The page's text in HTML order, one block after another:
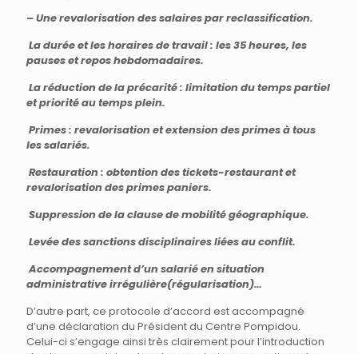
– Une revalorisation des salaires par reclassification.
La durée et les horaires de travail : les 35 heures, les
pauses et repos hebdomadaires.
La réduction de la précarité : limitation du temps partiel
et priorité au temps plein.
Primes : revalorisation et extension des primes à tous
les salariés.
Restauration : obtention des tickets-restaurant et
revalorisation des primes paniers.
Suppression de la clause de mobilité géographique.
Levée des sanctions disciplinaires liées au conflit.
Accompagnement d’un salarié en situation
administrative irrégulière(régularisation)…
D’autre part, ce protocole d’accord est accompagné
d’une déclaration du Président du Centre Pompidou.
Celui-ci s’engage ainsi très clairement pour l’introduction